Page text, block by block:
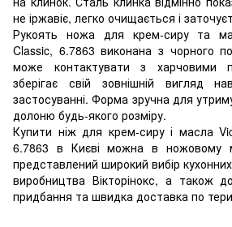
не іржавіє, легко очищається і
Рукоять ножа для крем-сиру та
Classic, 6.7863 виконана з чорного
може контактувати з харчовими
зберігає свій зовнішній вигляд
застосуванні. Форма зручна для
долоню будь-якого розміру.
Купити ніж для крем-сиру і масла
6.7863 в Києві можна в ножовому
представлений широкий вибір кухонних
виробництва Вікторінокс, а також
придбання та швидка доставка по